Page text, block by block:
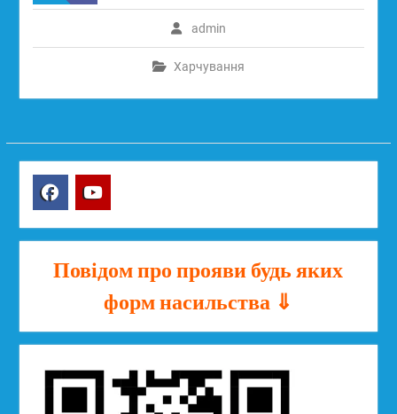
admin
Харчування
Повідом про прояви будь яких
форм насильства ⇓